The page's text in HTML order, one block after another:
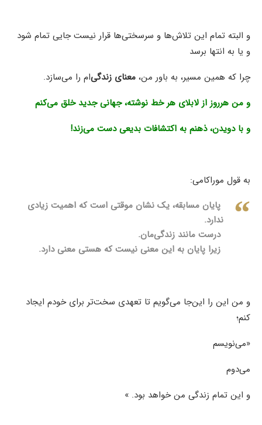
و البته تمام این تلاش‌ها و سرسختی‌ها قرار نیست جایی تمام شود
و یا به انتها برسد
چرا که همین مسیر، به باور من، معنای زندگی‌ام را می‌سازد.
و من هرروز از لابلای هر خط نوشته، جهانی جدید خلق می‌کنم
و با دویدن، ذهنم به اکتشافات بدیعی دست می‌زند!
به قول موراکامی:
پایان مسابقه، یک نشان موقتی است که اهمیت زیادی
ندارد.
درست مانند زندگی‌مان.
زیرا پایان به این معنی نیست که هستی معنی دارد.
و من این را این‌جا می‌گویم تا تعهدی سخت‌تر برای خودم ایجاد
کنم؛
«می‌نویسم
می‌دوم
و این تمام زندگی من خواهد بود. »